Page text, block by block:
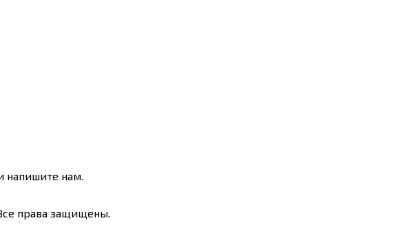
напишите нам.
права защищены.